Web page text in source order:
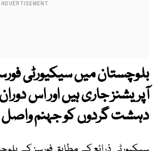
بلوچستان میں سیکیورٹی
دہشت گردوں کو جہنم واصل